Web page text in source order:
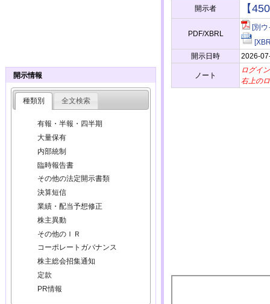
開示者 【
PDF/XBRL
[別ウ
開示日時
2026-
ノート
ログイ
右上の
開示情報
種類別 全文検索
有報・半報・四半期
大量保有
内部統制
臨時報告書
その他の法定開示書類
決算短信
業績・配当予想修正
株主異動
その他のＩＲ
コーポレートガバナンス
株主総会招集通知
定款
PR情報